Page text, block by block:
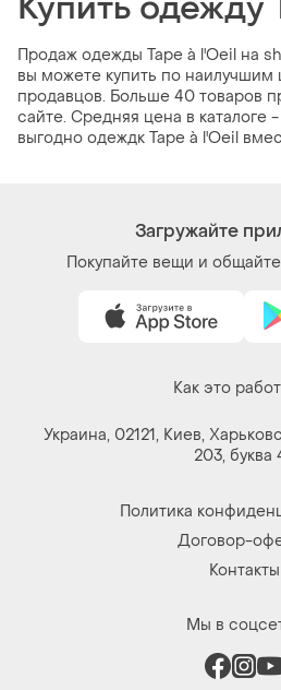
Купить одежду
Продаж одежды Tape à l'Oeil на
вы можете купить по
продавцов. Больше 40 товаров
сайте. Средняя цена в каталоге
выгодно одеждк Tape à l'Oeil
Загружайте
Покупайте вещи и
Как это
Украина, 02121, Киев,
203, буква
Политика
Договор-
Контакты
Мы в